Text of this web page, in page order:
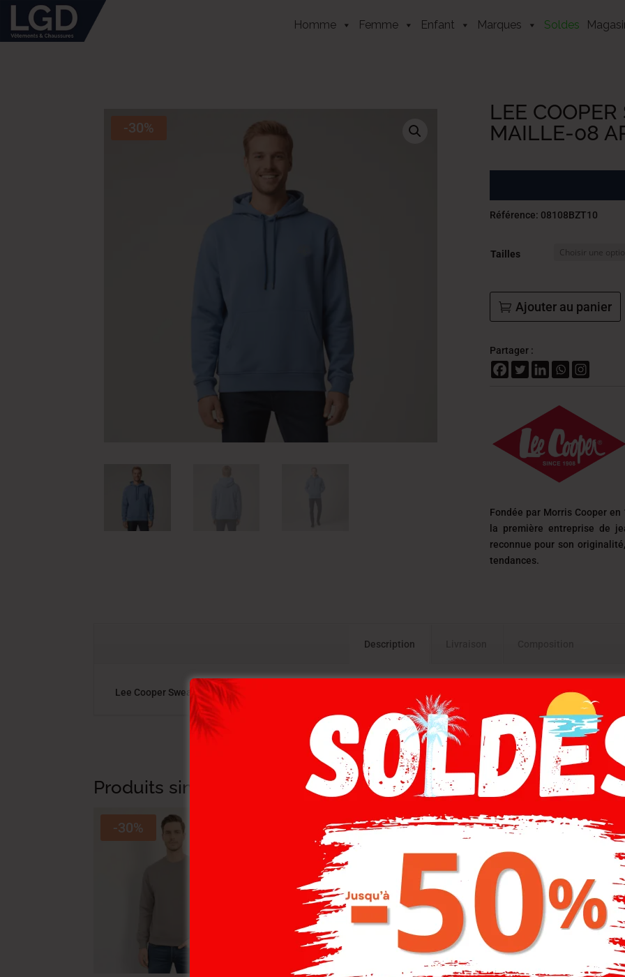
Homme Femme Enfant Marques Soldes
-30%
LEE
MAILLE-08
Référence: 08108BZT10
Tailles
Ajouter au panier
Partager :
Fondée par Morris Cooper en
la première entreprise de
reconnue pour son
tendances.
Description
Lee Cooper Sweat Shirt Bleu MAILLE-08 ARMA Homme, sweat-shirt manches longues.Couleur : bleu.
Produits similaires
-30% -30% -30%